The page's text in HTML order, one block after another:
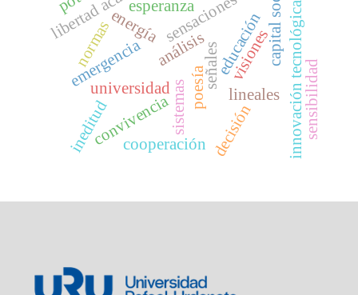
señales
sistemas lineales
análisis
energía
universidad
educación innovación tecnológica
sensaciones
esperanza
convivencia
emergencia poesía
visiones
sensibilidad
capital social
normas
cooperación decisión
ineditud